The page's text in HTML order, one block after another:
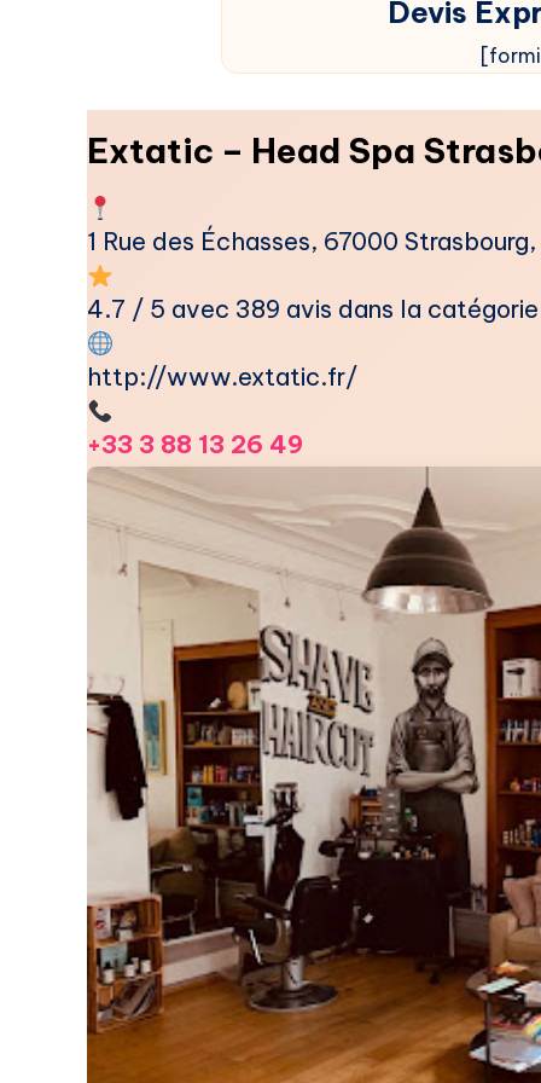
Devis
Extatic – Head Spa
1 Rue des Échasses, 67000
4.7 / 5 avec 389 avis dans la
http://www.extatic.fr/
+33 3 88 13 26 49